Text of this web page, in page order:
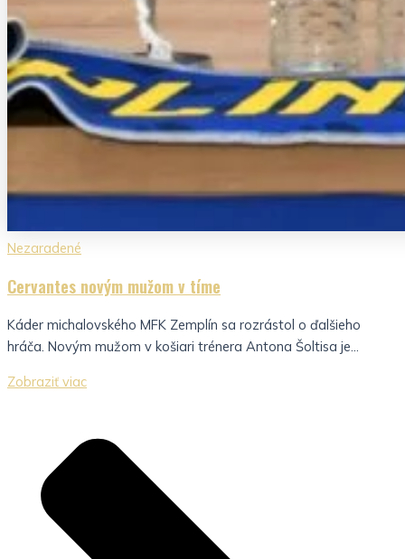
Nezaradené
Cervantes novým mužom v tíme
Káder michalovského MFK Zemplín sa rozrástol o ďalšieho
hráča. Novým mužom v košiari trénera Antona Šoltisa je...
Zobraziť viac